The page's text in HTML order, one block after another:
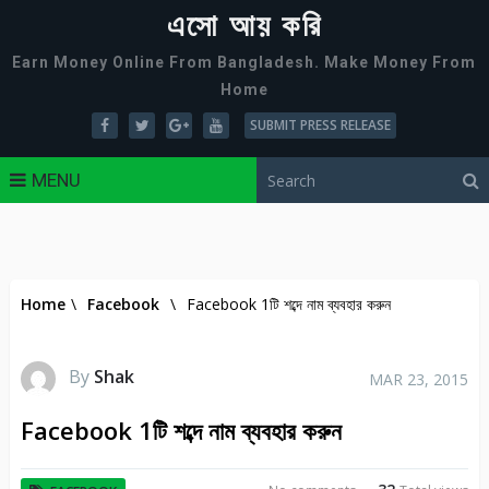
এসো আয় করি
Earn Money Online From Bangladesh. Make Money From
Home
SUBMIT PRESS RELEASE
MENU
Home \ Facebook \ Facebook 1টি শব্দে নাম ব্যবহার করুন
By Shak MAR 23, 2015
Facebook 1টি শব্দে নাম ব্যবহার করুন